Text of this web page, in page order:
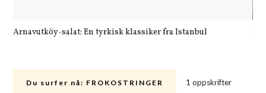
Arnavutköy-salat: En tyrkisk klassiker fra Istanbul
Du surfer nå: FROKOSTRINGER 1 oppskrifter